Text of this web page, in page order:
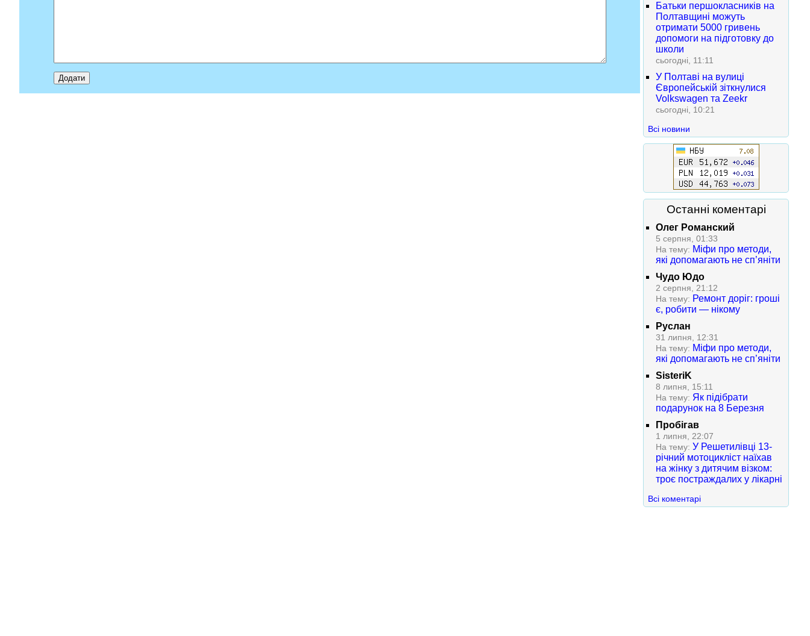
Батьки першокласників на
Полтавщині можуть
отримати 5000 гривень
допомоги на підготовку до
школи
сьогодні, 11:11
У Полтаві на вулиці
Європейській зіткнулися
Volkswagen та Zeekr
сьогодні, 10:21
Всі новини
Останні коментарі
Олег Романский
5 серпня, 01:33
На тему: Міфи про методи,
які допомагають не сп’яніти
Чудо Юдо
2 серпня, 21:12
На тему: Ремонт доріг: гроші
є, робити — нікому
Руслан
31 липня, 12:31
На тему: Міфи про методи,
які допомагають не сп’яніти
SisteriK
8 липня, 15:11
На тему: Як підібрати
подарунок на 8 Березня
Пробігав
1 липня, 22:07
На тему: У Решетилівці 13-
річний мотоцикліст наїхав
на жінку з дитячим візком:
троє постраждалих у лікарні
Всі коментарі